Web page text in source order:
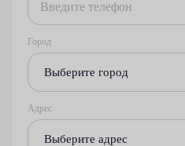
Город
Выберите город
Адрес
Выберите адрес